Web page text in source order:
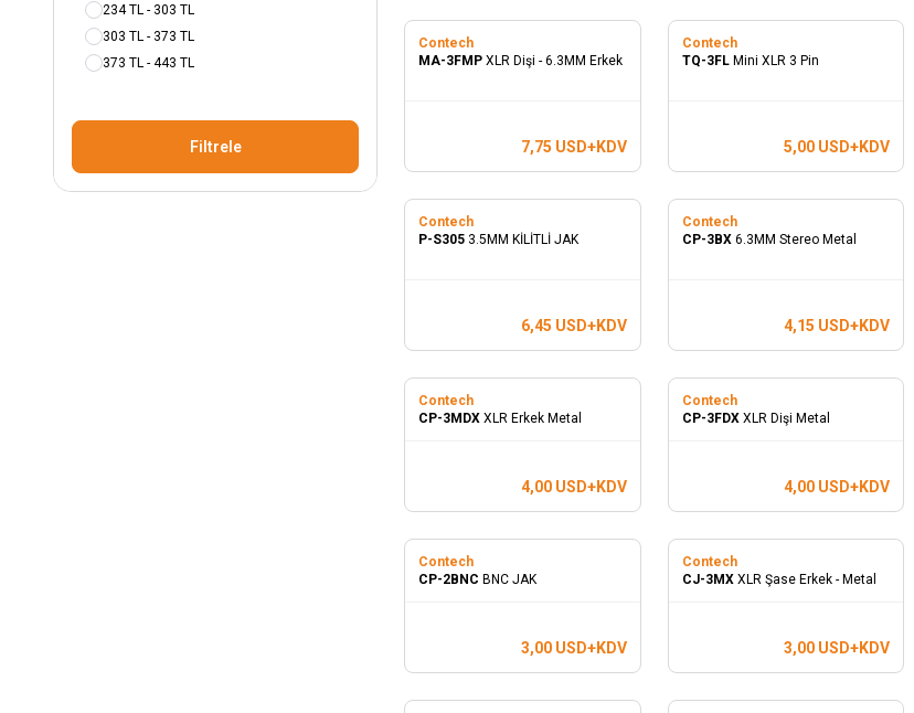
234 TL - 303 TL
303 TL - 373 TL
373 TL - 443 TL
Filtrele
Contech
MA-3FMP XLR Dişi - 6.3MM Erkek
7,75 USD+KDV
Contech
TQ-3FL Mini XLR 3 Pin
5,00 USD+KDV
Contech
P-S305 3.5MM KİLİTLİ JAK
6,45 USD+KDV
Contech
CP-3BX 6.3MM Stereo Metal
4,15 USD+KDV
Contech
CP-3MDX XLR Erkek Metal
4,00USD+KDV
Contech
CP-3FDX XLR Dişi Metal
4,00 USD+KDV
Contech
CP-2BNC BNC JAK
3,00USD+KDV
Contech
CJ-3MX XLR Şase Erkek - Metal
3,00 USD+KDV